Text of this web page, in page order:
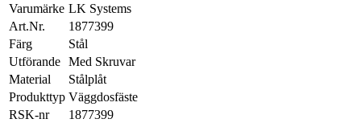
Varumärke LK Systems
Art.Nr.
1877399
Färg
Stål
Utförande Med Skruvar
Material
Stålplåt
Produkttyp Väggdosfäste
RSK-nr
1877399